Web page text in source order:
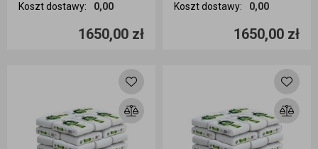
Koszt dostawy: 0,00
1650,00 zł
Ilość sztuk
Koszt dostawy: 0,00
1650,00 zł
Ilość sztuk